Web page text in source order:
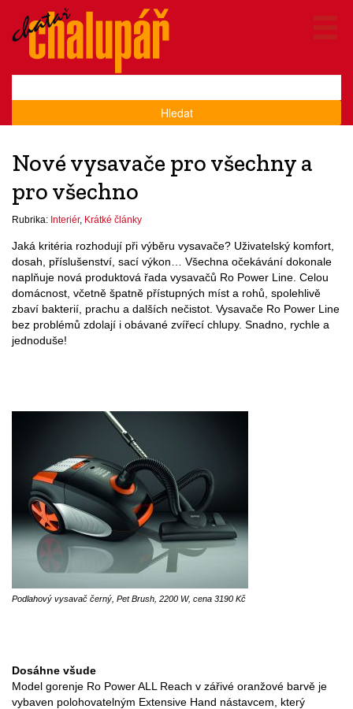
Hledat
Nové vysavače pro všechny a
pro všechno
Rubrika: Interiér, Krátké články
Jaká kritéria rozhodují při výběru vysavače? Uživatelský komfort,
dosah, příslušenství, sací výkon… Všechna očekávání dokonale
naplňuje nová produktová řada vysavačů Ro Power Line. Celou
domácnost, včetně špatně přístupných míst a rohů, spolehlivě
zbaví bakterií, prachu a dalších nečistot. Vysavače Ro Power Line
bez problémů zdolají i obávané zvířecí chlupy. Snadno, rychle a
jednoduše!
Podlahový vysavač černý, Pet Brush, 2200 W, cena 3190 Kč
Dosáhne všude
Model gorenje Ro Power ALL Reach v zářivé oranžové barvě je
vybaven polohovatelným Extensive Hand nástavcem, který